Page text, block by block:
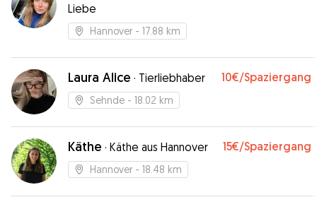
Liebe
Hannover - 17.88 km
Laura Alice · Tierliebhaber 10€/Spaziergang
Sehnde - 18.02 km
Käthe · Käthe aus Hannover 15€/Spaziergang
Hannover - 18.48 km